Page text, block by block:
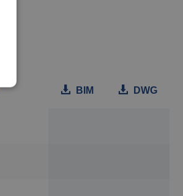
BIM DWG